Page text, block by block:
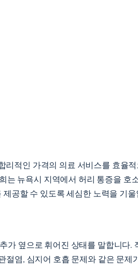
적인 가격의 의료 서비스를 효율
뉴욕시 지역에서 허리 통증을 호
공할 수 있도록 세심한 노력을 기울
옆으로 휘어진 상태를 말합니다.
염, 심지어 호흡 문제와 같은 문제